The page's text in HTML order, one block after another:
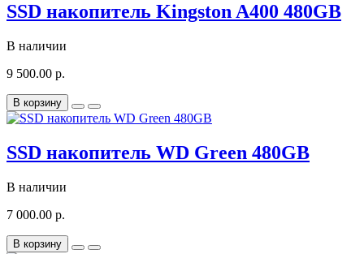
SSD накопитель Kingston A400 480GB
В наличии
9 500.00 р.
В корзину
SSD накопитель WD Green 480GB
В наличии
7 000.00 р.
В корзину